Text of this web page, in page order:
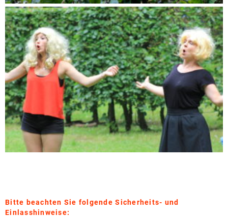
Bitte beachten Sie folgende Sicherheits- und
Einlasshinweise: